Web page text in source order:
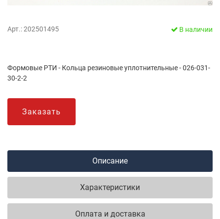
Арт.: 202501495 В наличии
Формовые РТИ - Кольца резиновые уплотнительные - 026-031-
30-2-2
Заказать
Описание
Характеристики
Оплата и доставка